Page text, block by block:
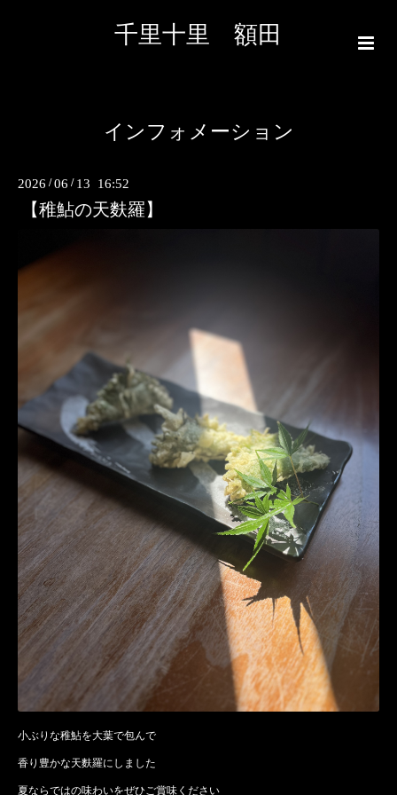
千里十里 額田
インフォメーション
2026 /06 / 13 16:52
【稚鮎の天麩羅】
小ぶりな稚鮎を大葉で包んで
香り豊かな天麩羅にしました
夏ならではの味わいをぜひご賞味ください